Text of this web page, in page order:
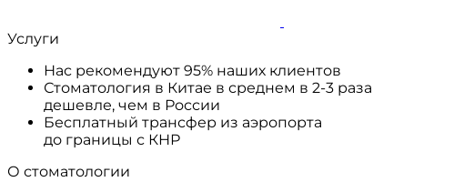
Услуги
Нас рекомендуют 95% наших клиентов
Стоматология в Китае в среднем в 2-3 раза
дешевле, чем в России
Бесплатный трансфер из аэропорта
до границы с КНР
О стоматологии